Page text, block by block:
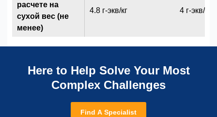
4.8 г-экв/кг 4 г-экв/кг
расчете на
сухой вес (не
менее)
Here to Help Solve Your Most
Complex Challenges
Find A Specialist